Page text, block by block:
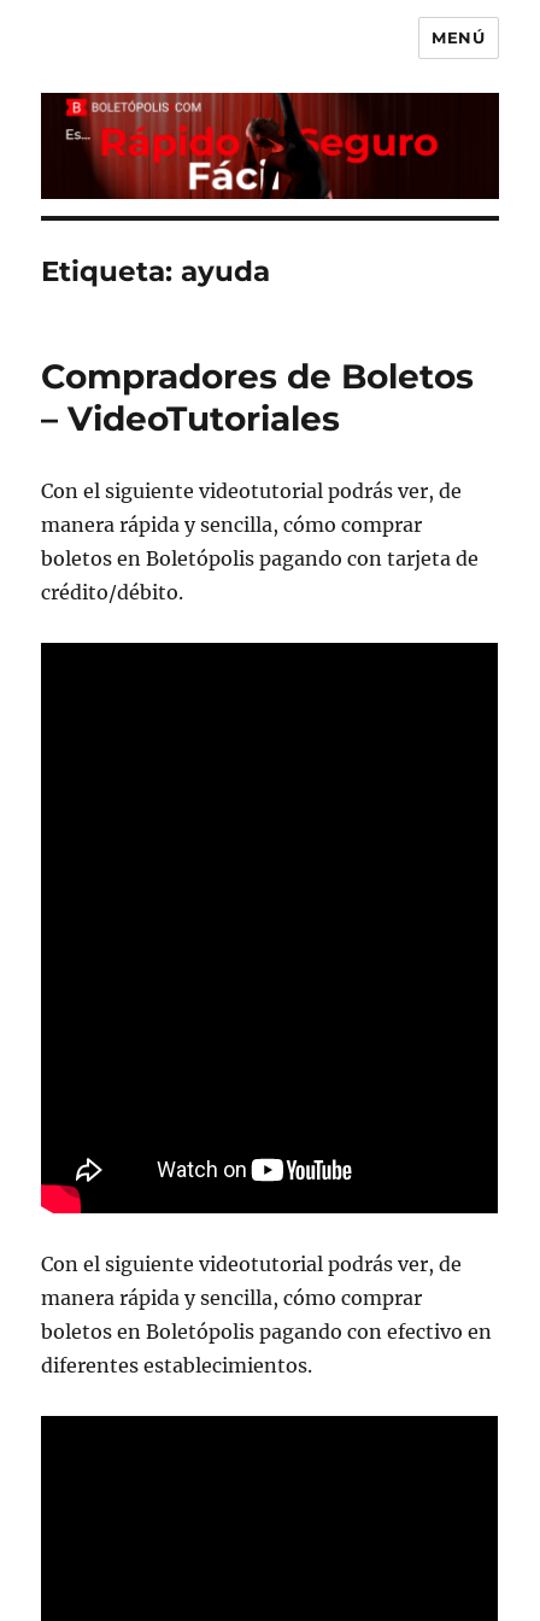
MENÚ
Etiqueta:ayuda
Compradores de Boletos
– VideoTutoriales
Con el siguiente videotutorial podrás ver, de
manera rápida y sencilla, cómo comprar
boletos en Boletópolis pagando con tarjeta de
crédito/débito.
Con el siguiente videotutorial podrás ver, de
manera rápida y sencilla, cómo comprar
boletos en Boletópolis pagando con efectivo en
diferentes establecimientos.